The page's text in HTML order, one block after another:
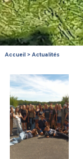
Accueil > Actualités